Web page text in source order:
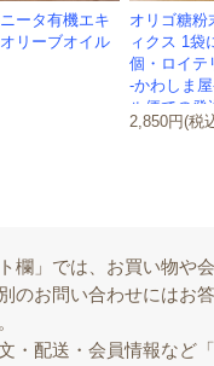
ータ有機エキ
リーブオイル
オリゴ糖粉
ィクス 1袋
個・ロイテ
-かわしま
ル便での発
2,850円(税
欄」では、お買い物や
のお問い合わせにはお
・配送・会員情報など